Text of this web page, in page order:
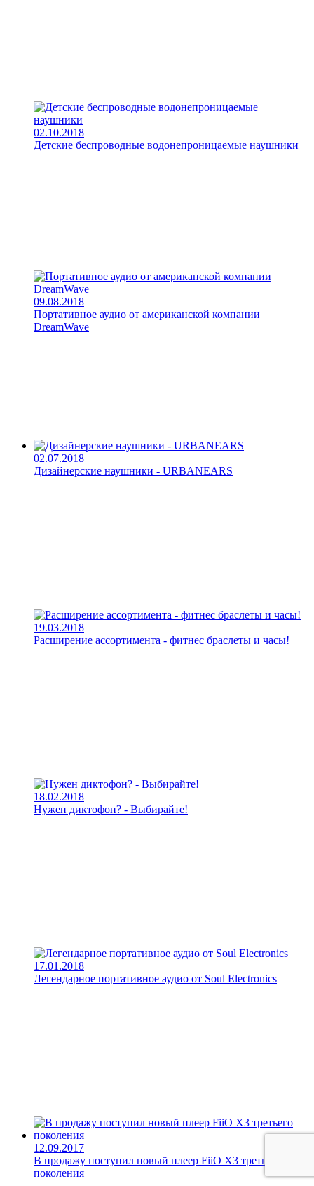
02.10.2018
Детские беспроводные водонепроницаемые наушники
09.08.2018
Портативное аудио от американской компании
DreamWave
02.07.2018
Дизайнерские наушники - URBANEARS
19.03.2018
Расширение ассортимента - фитнес браслеты и часы!
18.02.2018
Нужен диктофон? - Выбирайте!
17.01.2018
Легендарное портативное аудио от Soul Electronics
12.09.2017
В продажу поступил новый плеер FiiO X3 третьего
поколения